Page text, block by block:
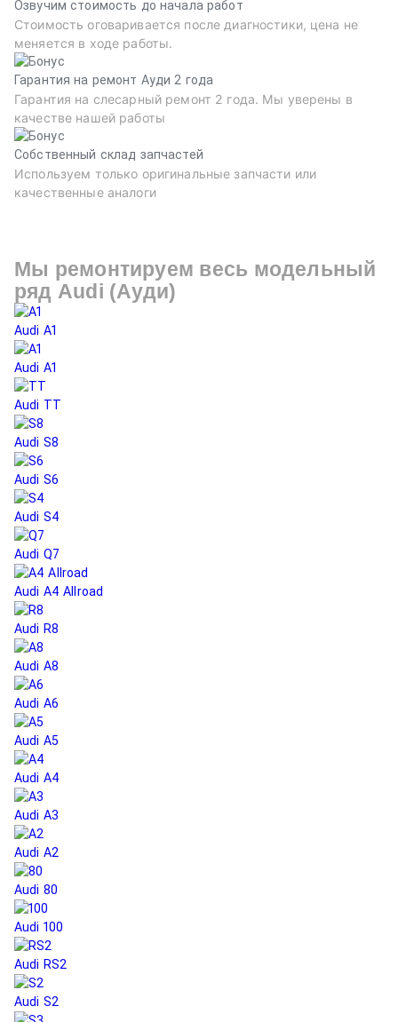
Озвучим стоимость до начала работ
Стоимость оговаривается после диагностики, цена не
меняется в ходе работы.
Гарантия на ремонт Ауди 2 года
Гарантия на слесарный ремонт 2 года. Мы уверены в
качестве нашей работы
Собственный склад запчастей
Используем только оригинальные запчасти или
качественные аналоги
Мы ремонтируем весь модельный
ряд Audi (Ауди)
Audi A1
Audi A1
Audi TT
Audi S8
Audi S6
Audi S4
Audi Q7
Audi A4 Allroad
Audi R8
Audi A8
Audi A6
Audi A5
Audi A4
Audi A3
Audi A2
Audi 80
Audi 100
Audi RS2
Audi S2